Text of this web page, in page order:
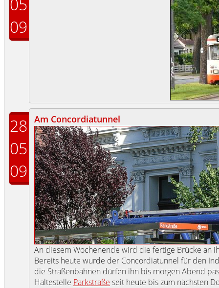
09
28
05
09
Am Concordiatunnel
An diesem Wochenende wird die fertige Brücke an
Bereits heute wurde der Concordiatunnel für den
die Straßenbahnen dürfen ihn bis morgen Abend
Haltestelle Parkstraße seit heute bis zum nächsten